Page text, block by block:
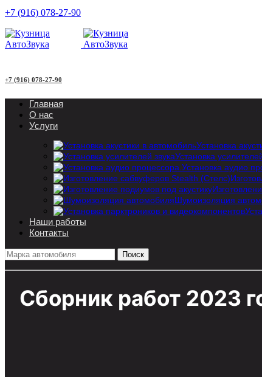
+7 (916) 078-27-90
+7 (916) 078-27-90
Главная
О нас
Услуги
Установка
Установка
Установка аудио
Шумоизоляция
Наши работы
Контакты
Поиск
Сборник работ 2023